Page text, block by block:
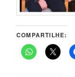
COMPARTILHE: